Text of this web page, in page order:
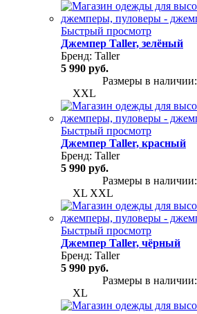
Быстрый просмотр
Джемпер Taller, зелёный
Бренд: Taller
5 990 руб.
Размеры в наличии:
XXL
Быстрый просмотр
Джемпер Taller, красный
Бренд: Taller
5 990 руб.
Размеры в наличии:
XL XXL
Быстрый просмотр
Джемпер Taller, чёрный
Бренд: Taller
5 990 руб.
Размеры в наличии:
XL